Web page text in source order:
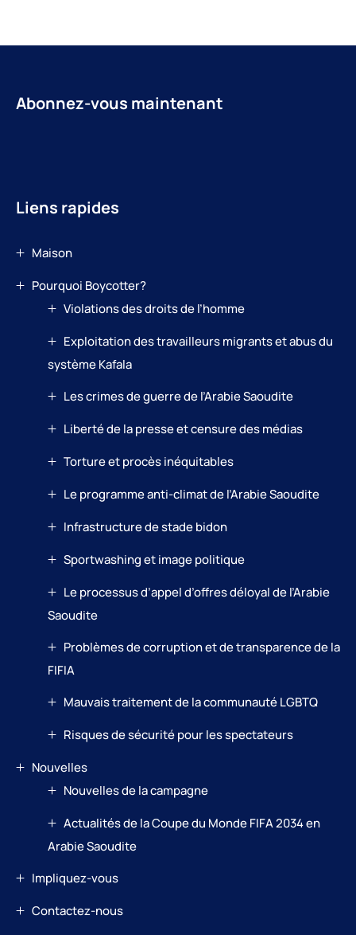
Abonnez-vous maintenant
Liens rapides
Maison
Pourquoi Boycotter?
Violations des droits de l’homme
Exploitation des travailleurs migrants et abus du
système Kafala
Les crimes de guerre de l’Arabie Saoudite
Liberté de la presse et censure des médias
Torture et procès inéquitables
Le programme anti-climat de l’Arabie Saoudite
Infrastructure de stade bidon
Sportwashing et image politique
Le processus d’appel d’offres déloyal de l’Arabie
Saoudite
Problèmes de corruption et de transparence de la
FIFIA
Mauvais traitement de la communauté LGBTQ
Risques de sécurité pour les spectateurs
Nouvelles
Nouvelles de la campagne
Actualités de la Coupe du Monde FIFA 2034 en
Arabie Saoudite
Impliquez-vous
Contactez-nous